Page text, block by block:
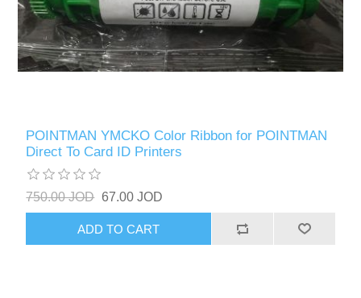
POINTMAN YMCKO Color Ribbon for POINTMAN
Direct To Card ID Printers
750.00 JOD 67.00 JOD
ADD TO CART